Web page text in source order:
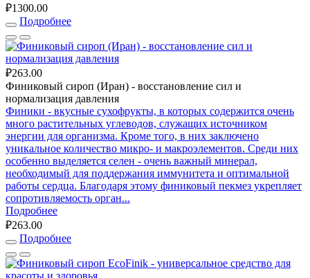
₽1300.00
Подробнее
₽263.00
Финиковый сироп (Иран) - восстановление сил и
нормализация давления
Финики - вкусные сухофрукты, в которых содержится очень
много растительных углеводов, служащих источником
энергии для организма. Кроме того, в них заключено
уникальное количество микро- и макроэлементов. Среди них
особенно выделяется селен - очень важный минерал,
необходимый для поддержания иммунитета и оптимальной
работы сердца. Благодаря этому финиковый пекмез укрепляет
сопротивляемость орган...
Подробнее
₽263.00
Подробнее